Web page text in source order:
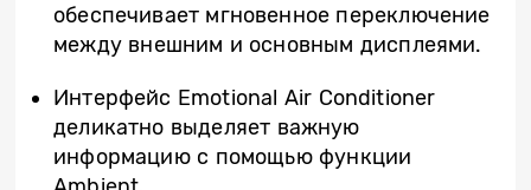
обеспечивает мгновенное переключение
между внешним и основным дисплеями.
Интерфейс Emotional Air Conditioner
деликатно выделяет важную
информацию с помощью функции